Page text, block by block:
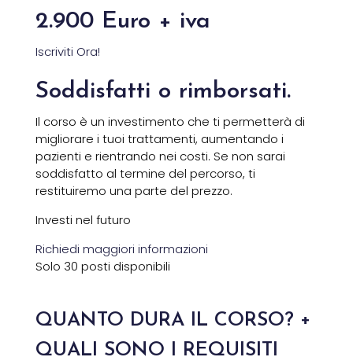
2.900 Euro + iva
Iscriviti Ora!
Soddisfatti o rimborsati.
Il corso è un investimento che ti permetterà di
migliorare i tuoi trattamenti, aumentando i
pazienti e rientrando nei costi. Se non sarai
soddisfatto al termine del percorso, ti
restituiremo una parte del prezzo.
Investi nel futuro
Richiedi maggiori informazioni
Solo 30 posti disponibili
QUANTO DURA IL CORSO? +
QUALI SONO I REQUISITI